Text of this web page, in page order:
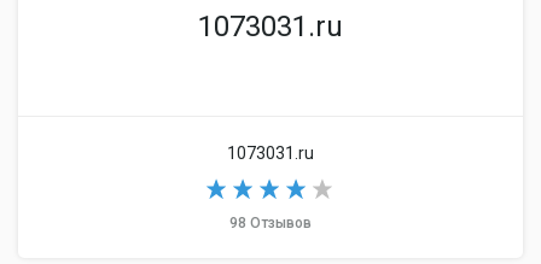
1073031.ru
1073031.ru
98 Отзывов